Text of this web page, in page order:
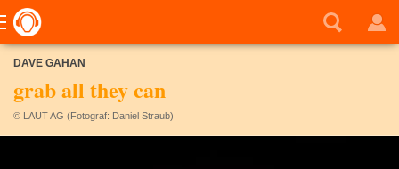
DAVE GAHAN
grab all they can
© LAUT AG (Fotograf: Daniel Straub)